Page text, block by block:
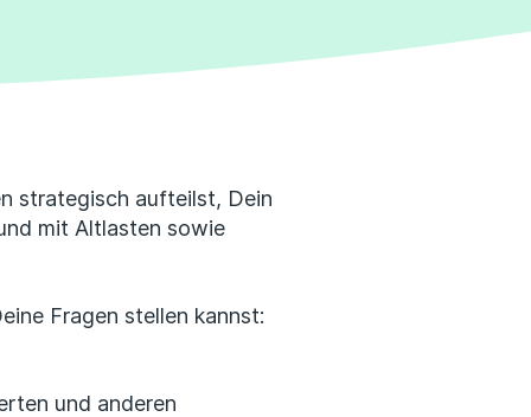
strategisch aufteilst, Dein
mit Altlasten sowie
Fragen stellen kannst:
und anderen